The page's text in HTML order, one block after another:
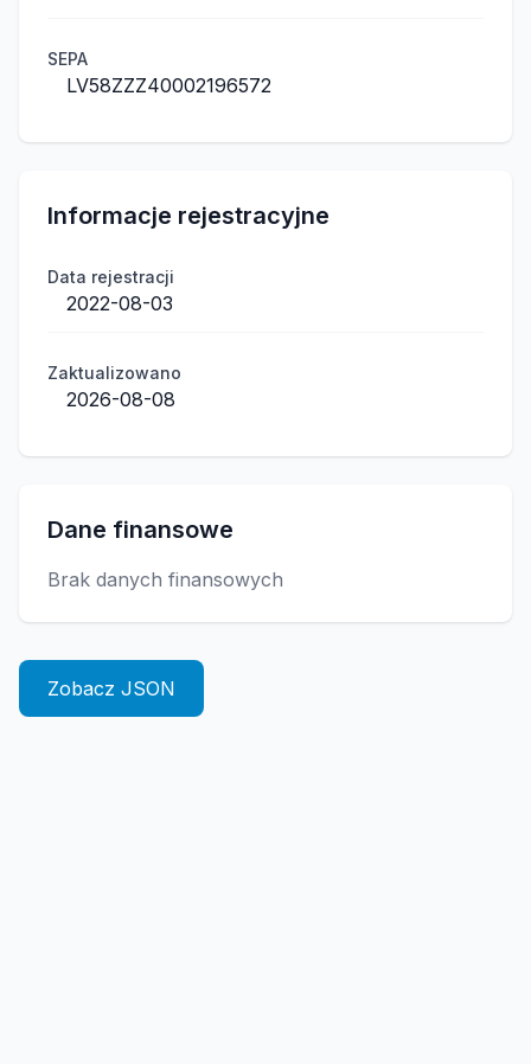
SEPA
LV58ZZZ40002196572
Informacje rejestracyjne
Data rejestracji
2022-08-03
Zaktualizowano
2026-08-08
Dane finansowe
Brak danych finansowych
Zobacz JSON